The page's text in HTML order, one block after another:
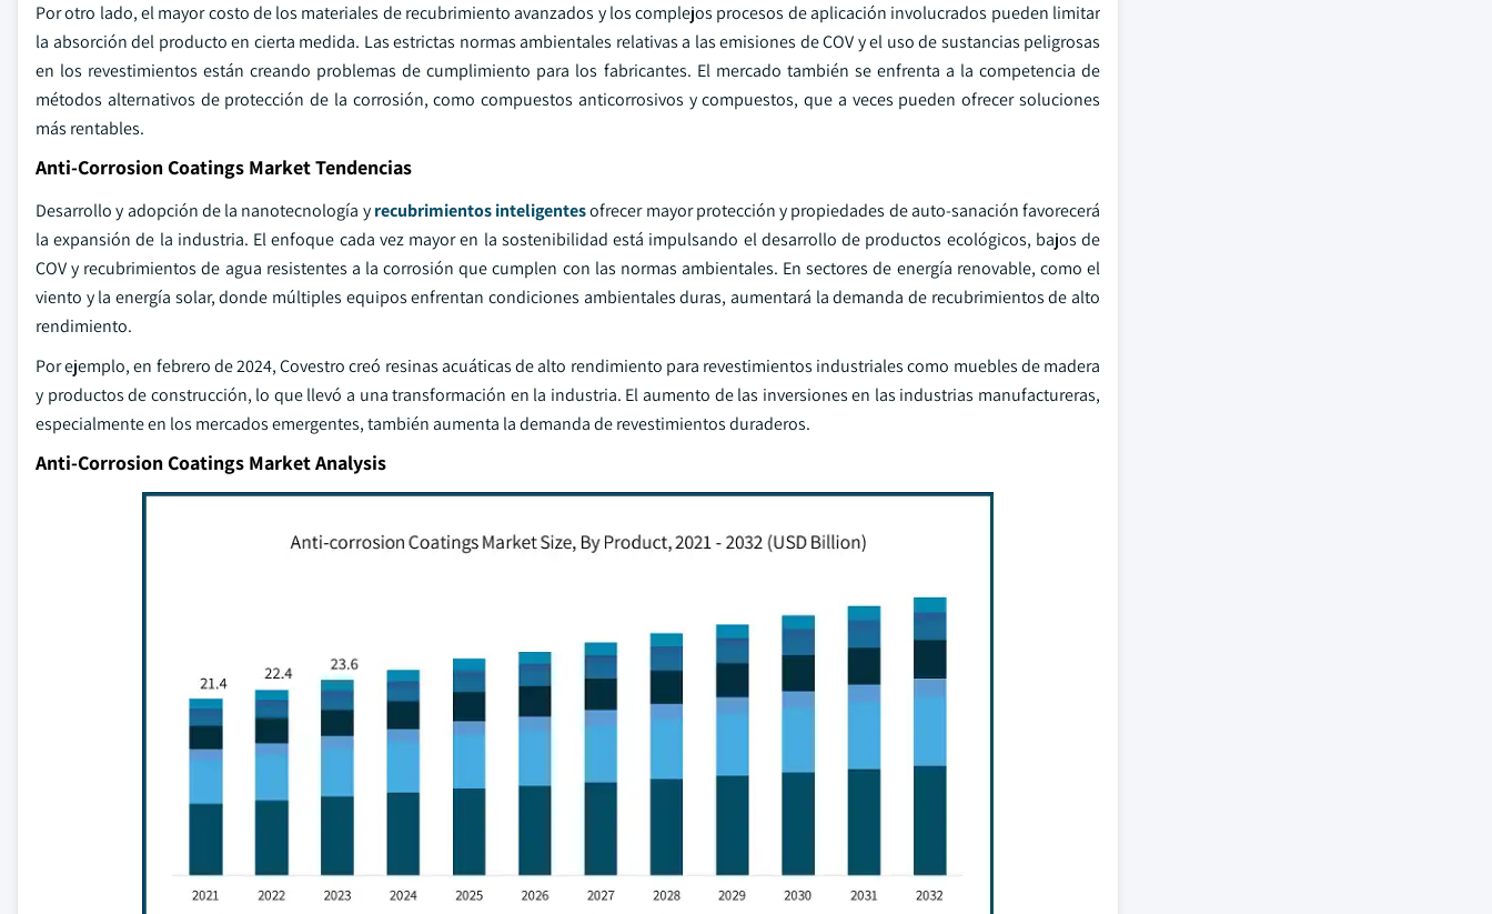
Por otro lado, el mayor costo de los materiales de recubrimiento avanzados y los complejos procesos de aplicación involucrados pueden limitar
la absorción del producto en cierta medida. Las estrictas normas ambientales relativas a las emisiones de COV y el uso de sustancias peligrosas
en los revestimientos están creando problemas de cumplimiento para los fabricantes. El mercado también se enfrenta a la competencia de
métodos alternativos de protección de la corrosión, como compuestos anticorrosivos y compuestos, que a veces pueden ofrecer soluciones
más rentables.
Anti-Corrosion Coatings Market Tendencias
Desarrollo y adopción de la nanotecnología yrecubrimientos inteligentesofrecer mayor protección y propiedades de auto-sanación favorecerá
la expansión de la industria. El enfoque cada vez mayor en la sostenibilidad está impulsando el desarrollo de productos ecológicos, bajos de
COV y recubrimientos de agua resistentes a la corrosión que cumplen con las normas ambientales. En sectores de energía renovable, como el
viento y la energía solar, donde múltiples equipos enfrentan condiciones ambientales duras, aumentará la demanda de recubrimientos de alto
rendimiento.
Por ejemplo, en febrero de 2024, Covestro creó resinas acuáticas de alto rendimiento para revestimientos industriales como muebles de madera
y productos de construcción, lo que llevó a una transformación en la industria. El aumento de las inversiones en las industrias manufactureras,
especialmente en los mercados emergentes, también aumenta la demanda de revestimientos duraderos.
Anti-Corrosion Coatings Market Analysis